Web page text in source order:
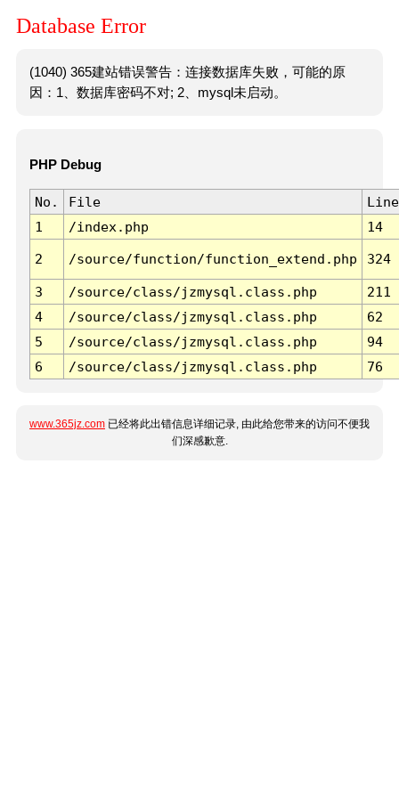
Database Error
(1040) 365建站错误警告：连接数据库失败，可能的原
因：1、数据库密码不对; 2、mysql未启动。
PHP Debug
No. File
Line
1
/index.php 14
2 /source/function/function_extend.php 324
3 /source/class/jzmysql.class.php
211
4
/source/class/jzmysql.class.php
62
5
/source/class/jzmysql.class.php
94
6
/source/class/jzmysql.class.php 76
www.365jz.com 已经将此出错信息详细记录, 由此给您带来的访问不便我
们深感歉意.